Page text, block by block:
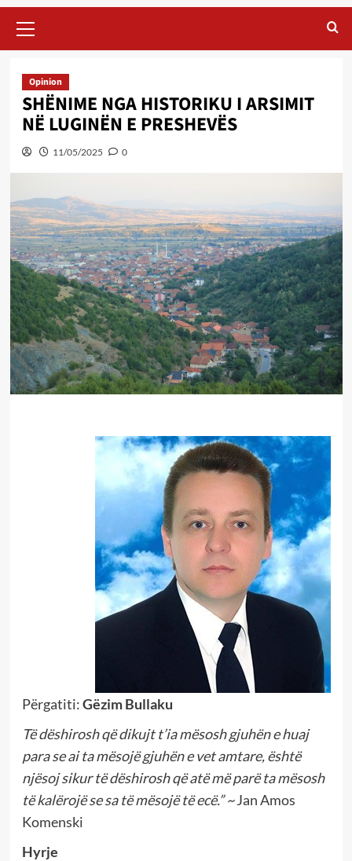
Menu
Opinion
SHËNIME NGA HISTORIKU I ARSIMIT
NË LUGINËN E PRESHEVËS
11/05/2025 0
Përgatiti:Gëzim Bullaku
Të dëshirosh që dikujt t’ia mësosh gjuhën e huaj
para se ai ta mësojë gjuhën e vet amtare, është
njësoj sikur të dëshirosh që atë më parë ta mësosh
të kalërojë se sa të mësojë të ecë.” ~Jan Amos
Komenski
Hyrje